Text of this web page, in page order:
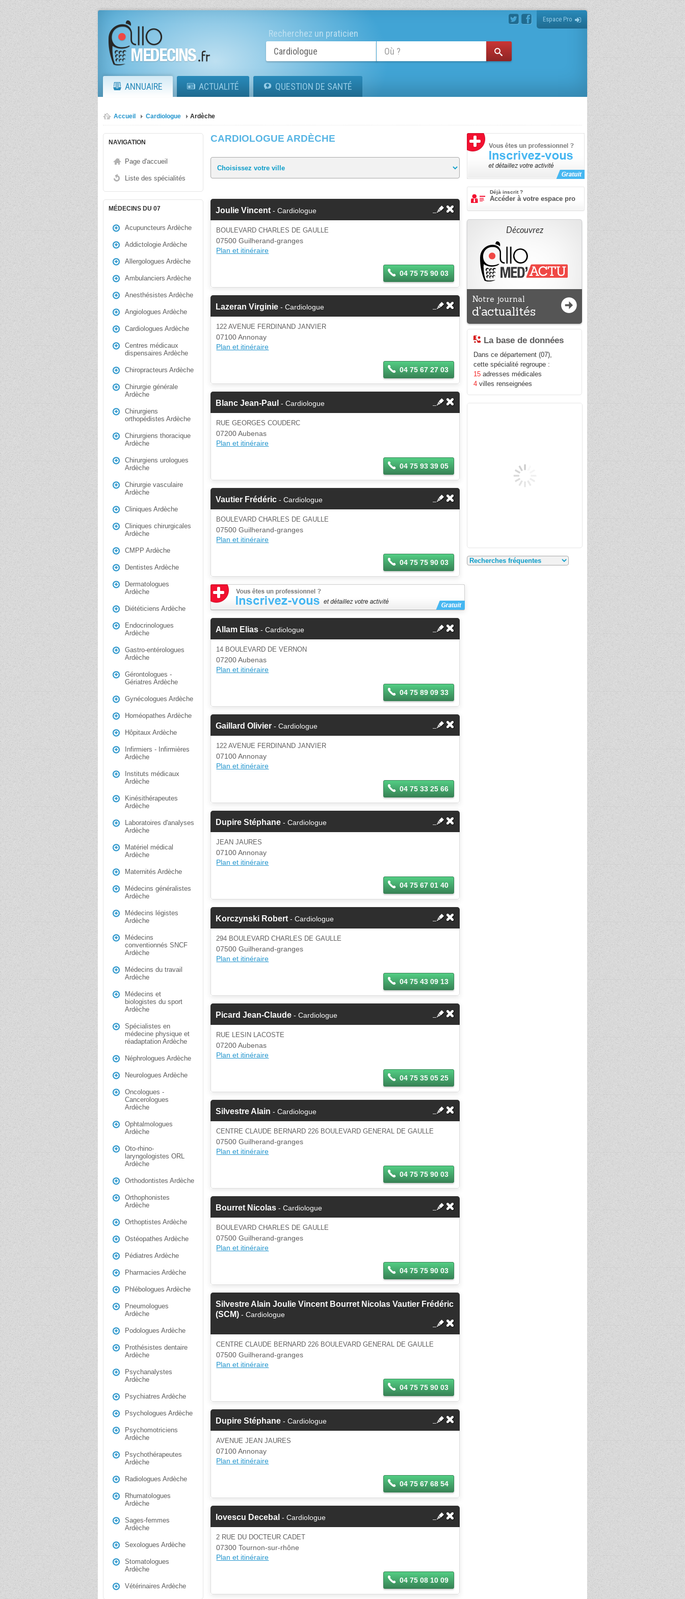
Espace Pro
Recherchez un praticien
ANNUAIRE ACTUALITÉ QUESTION DE SANTÉ
Accueil Cardiologue Ardèche
NAVIGATION
Page d'accueil
Liste des spécialités
MÉDECINS DU 07
Acupuncteurs Ardèche
Addictologie Ardèche
Allergologues Ardèche
Ambulanciers Ardèche
Anesthésistes Ardèche
Angiologues Ardèche
Cardiologues Ardèche
Centres médicaux
dispensaires Ardèche
Chiropracteurs Ardèche
Chirurgie générale
Ardèche
Chirurgiens
orthopédistes Ardèche
Chirurgiens thoracique
Ardèche
Chirurgiens urologues
Ardèche
Chirurgie vasculaire
Ardèche
Cliniques Ardèche
Cliniques chirurgicales
Ardèche
CMPP Ardèche
Dentistes Ardèche
Dermatologues
Ardèche
Diététiciens Ardèche
Endocrinologues
Ardèche
Gastro-entérologues
Ardèche
Gérontologues -
Gériatres Ardèche
Gynécologues Ardèche
Homéopathes Ardèche
Hôpitaux Ardèche
Infirmiers - Infirmières
Ardèche
Instituts médicaux
Ardèche
Kinésithérapeutes
Ardèche
Laboratoires d'analyses
Ardèche
Matériel médical
Ardèche
Maternités Ardèche
Médecins généralistes
Ardèche
Médecins légistes
Ardèche
Médecins
conventionnés SNCF
Ardèche
Médecins du travail
Ardèche
Médecins et
biologistes du sport
Ardèche
Spécialistes en
médecine physique et
réadaptation Ardèche
Néphrologues Ardèche
Neurologues Ardèche
Oncologues -
Cancerologues
Ardèche
Ophtalmologues
Ardèche
Oto-rhino-
laryngologistes ORL
Ardèche
Orthodontistes Ardèche
Orthophonistes
Ardèche
Orthoptistes Ardèche
Ostéopathes Ardèche
Pédiatres Ardèche
Pharmacies Ardèche
Phlébologues Ardèche
Pneumologues
Ardèche
Podologues Ardèche
Prothésistes dentaire
Ardèche
Psychanalystes
Ardèche
Psychiatres Ardèche
Psychologues Ardèche
Psychomotriciens
Ardèche
Psychothérapeutes
Ardèche
Radiologues Ardèche
Rhumatologues
Ardèche
Sages-femmes
Ardèche
Sexologues Ardèche
Stomatologues
Ardèche
Vétérinaires Ardèche
CARDIOLOGUE ARDÈCHE
Joulie Vincent - Cardiologue
BOULEVARD CHARLES DE GAULLE
07500 Guilherand-granges
Plan et itinéraire
04 75 75 90 03
Lazeran Virginie - Cardiologue
122 AVENUE FERDINAND JANVIER
07100 Annonay
Plan et itinéraire
04 75 67 27 03
Blanc Jean-Paul - Cardiologue
RUE GEORGES COUDERC
07200 Aubenas
Plan et itinéraire
04 75 93 39 05
Vautier Frédéric - Cardiologue
BOULEVARD CHARLES DE GAULLE
07500 Guilherand-granges
Plan et itinéraire
04 75 75 90 03
Allam Elias - Cardiologue
14 BOULEVARD DE VERNON
07200 Aubenas
Plan et itinéraire
04 75 89 09 33
Gaillard Olivier - Cardiologue
122 AVENUE FERDINAND JANVIER
07100 Annonay
Plan et itinéraire
04 75 33 25 66
Dupire Stéphane - Cardiologue
JEAN JAURES
07100 Annonay
Plan et itinéraire
04 75 67 01 40
Korczynski Robert - Cardiologue
294 BOULEVARD CHARLES DE GAULLE
07500 Guilherand-granges
Plan et itinéraire
04 75 43 09 13
Picard Jean-Claude - Cardiologue
RUE LESIN LACOSTE
07200 Aubenas
Plan et itinéraire
04 75 35 05 25
Silvestre Alain - Cardiologue
CENTRE CLAUDE BERNARD 226 BOULEVARD GENERAL DE GAULLE
07500 Guilherand-granges
Plan et itinéraire
04 75 75 90 03
Bourret Nicolas - Cardiologue
BOULEVARD CHARLES DE GAULLE
07500 Guilherand-granges
Plan et itinéraire
04 75 75 90 03
Silvestre Alain Joulie Vincent Bourret Nicolas Vautier Frédéric
(SCM) - Cardiologue
CENTRE CLAUDE BERNARD 226 BOULEVARD GENERAL DE GAULLE
07500 Guilherand-granges
Plan et itinéraire
04 75 75 90 03
Dupire Stéphane - Cardiologue
AVENUE JEAN JAURES
07100 Annonay
Plan et itinéraire
04 75 67 68 54
Iovescu Decebal - Cardiologue
2 RUE DU DOCTEUR CADET
07300 Tournon-sur-rhône
Plan et itinéraire
04 75 08 10 09
Déjà inscrit ?
Accéder à votre espace pro
Découvrez
Notre journal
d'actualités
La base de données
Dans ce département (07),
cette spécialité regroupe :
15 adresses médicales
4 villes renseignées